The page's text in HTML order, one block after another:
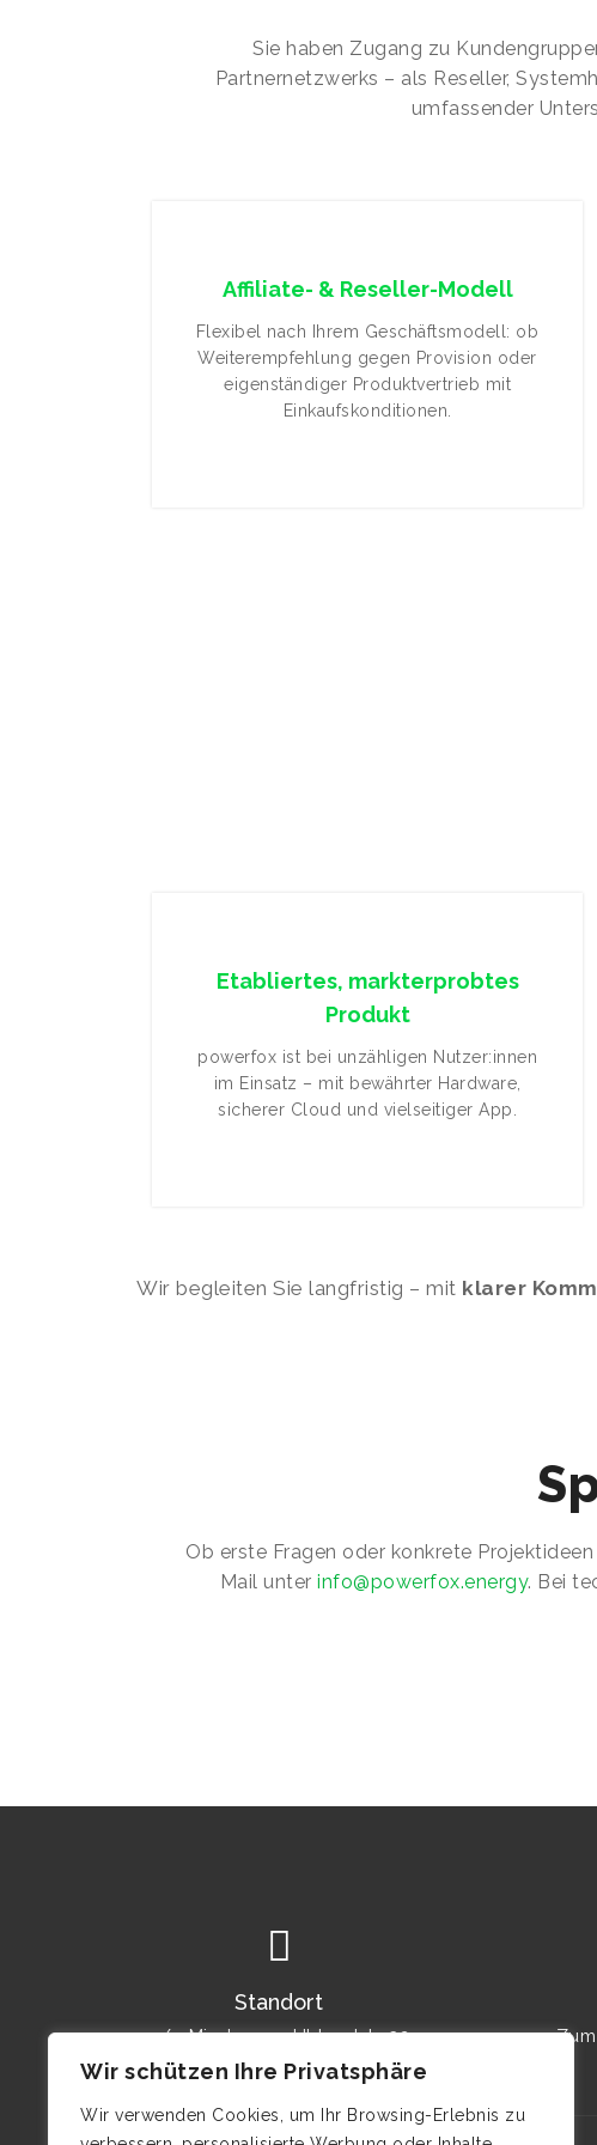
Wir schützen Ihre Privatsphäre
Wir verwenden Cookies, um Ihr Browsing-Erlebnis zu
Sie haben Zugang zu
Partnernetzwerks – als Reseller,
umfassender
Affiliate- & Reseller-Modell
Flexibel nach Ihrem Geschäftsmodell: ob
Weiterempfehlung gegen Provision oder
eigenständiger Produktvertrieb mit
Einkaufskonditionen.
Etabliertes, markterprobtes
Produkt
powerfox ist bei unzähligen Nutzer:innen
im Einsatz – mit bewährter Hardware,
sicherer Cloud und vielseitiger App.
Wir begleiten Sie langfristig – mit klarer
Ob erste Fragen oder konkrete
Mail unterinfo@powerfox.energy. Bei
Standort
c/o Mindspace Uhlandstr. 32
10719 Berlin